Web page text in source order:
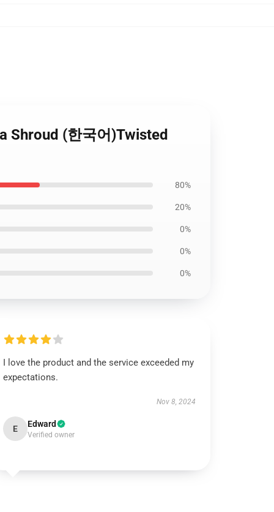
Shroud (한국어)Twisted
80%
20%
0%
0%
0%
I love the product and the service exceeded my
expectations.
Nov 8, 2024
E Edward
Verified owner